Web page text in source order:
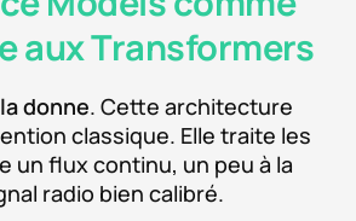
aux Transformers
donne. Cette architecture
classique. Elle traite les
un flux continu, un peu à la
radio bien calibré.